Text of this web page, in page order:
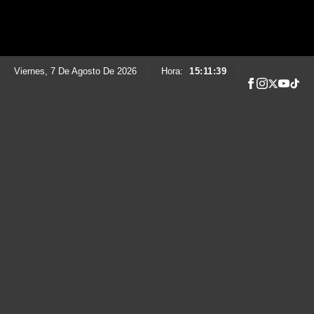
Viernes, 7 De Agosto De 2026 Hora: 15:11:40